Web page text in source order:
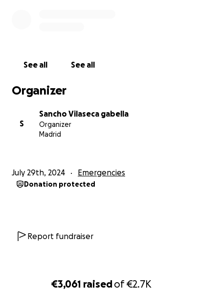
€3,061 raisedof€2.7K
See all See all
Organizer
S
Sancho Vilaseca gabella
Organizer
Madrid
July 29th, 2024 Emergencies
Donation protected
Report fundraiser